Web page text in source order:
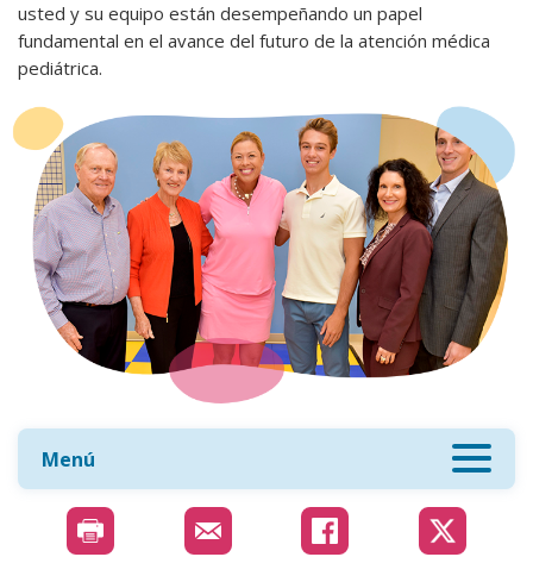
usted y su equipo están desempeñando un papel
fundamental en el avance del futuro de la atención médica
pediátrica.
Menú